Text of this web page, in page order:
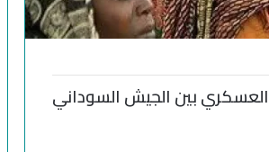
العسكري بين الجيش السوداني